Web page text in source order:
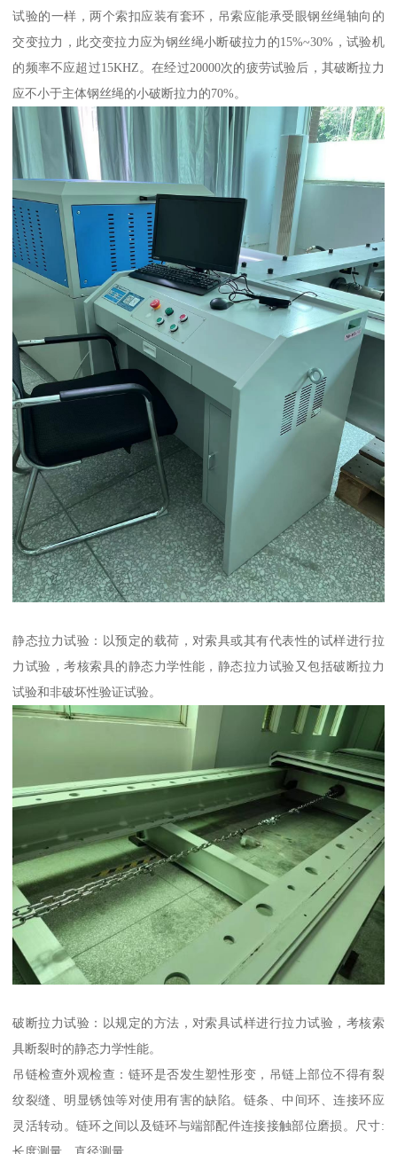
试验的一样，两个索扣应装有套环，吊索应能承受眼钢丝绳轴向的
交变拉力，此交变拉力应为钢丝绳小断破拉力的15%~30%，试验机
的频率不应超过15KHZ。在经过20000次的疲劳试验后，其破断拉力
应不小于主体钢丝绳的小破断拉力的70%。
静态拉力试验：以预定的载荷，对索具或其有代表性的试样进行拉
力试验，考核索具的静态力学性能，静态拉力试验又包括破断拉力
试验和非破坏性验证试验。
破断拉力试验：以规定的方法，对索具试样进行拉力试验，考核索
具断裂时的静态力学性能。
吊链检查外观检查：链环是否发生塑性形变，吊链上部位不得有裂
纹裂缝、明显锈蚀等对使用有害的缺陷。链条、中间环、连接环应
灵活转动。链环之间以及链环与端部配件连接接触部位磨损。尺寸:
长度测量、直径测量。